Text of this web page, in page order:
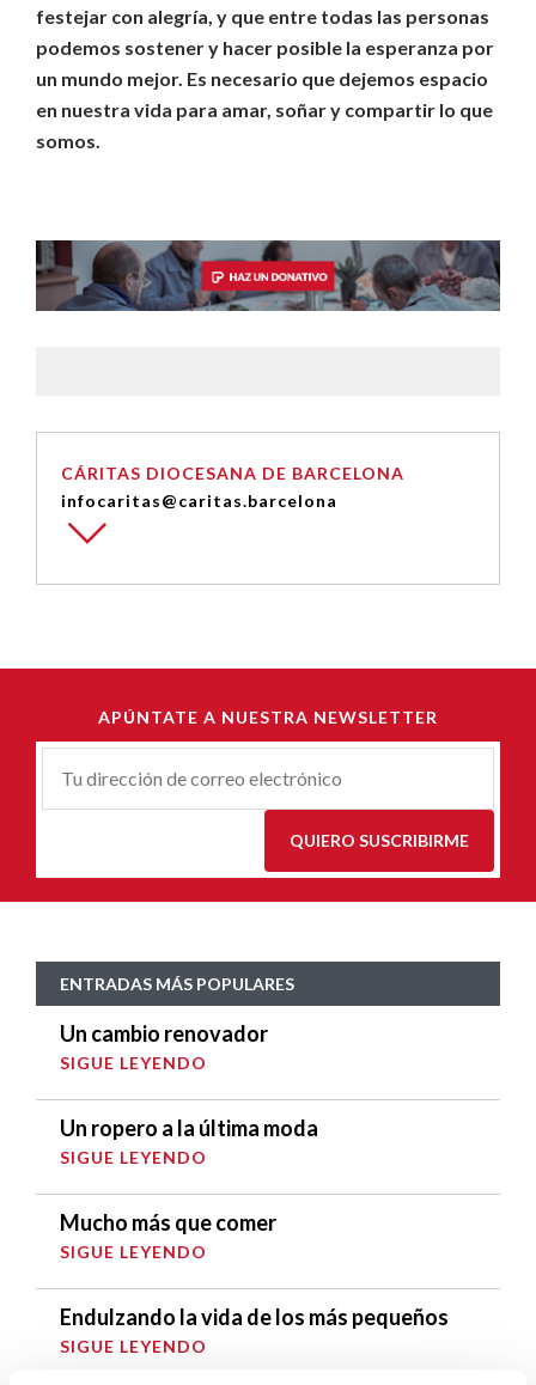
festejar con alegría, y que entre todas las personas
podemos sostener y hacer posible la esperanza por
un mundo mejor. Es necesario que dejemos espacio
en nuestra vida para amar, soñar y compartir lo que
somos.
CÁRITAS DIOCESANA DE BARCELONA
infocaritas@caritas.barcelona
APÚNTATE A NUESTRA NEWSLETTER
Correu-
QUIERO SUSCRIBIRME
ENTRADAS MÁS POPULARES
Un cambio renovador
SIGUE LEYENDO
Un ropero a la última moda
SIGUE LEYENDO
Mucho más que comer
SIGUE LEYENDO
Endulzando la vida de los más pequeños
SIGUE LEYENDO